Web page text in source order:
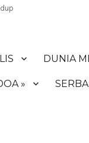
DUNIA
»